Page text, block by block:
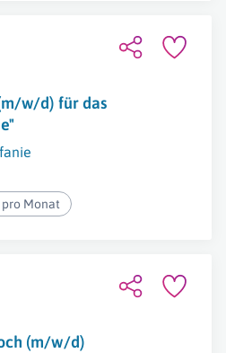
w/d) für das
pro Monat
(m/w/d)